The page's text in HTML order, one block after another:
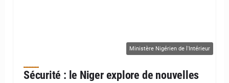
Ministère Nigérien de l'Intérieur
Sécurité : le Niger explore de nouvelles